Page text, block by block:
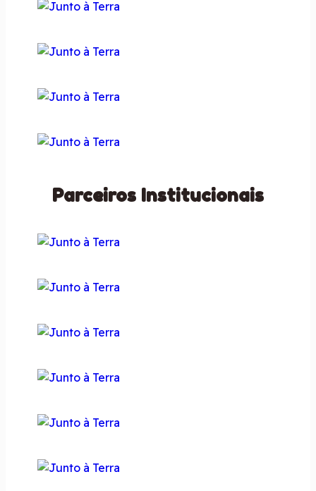
Parceiros Institucionais